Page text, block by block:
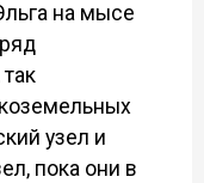
на мысе
узел и
пока они в